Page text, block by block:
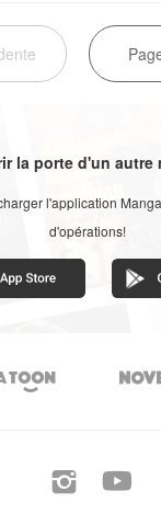
la porte d'un autre
l'application
d'opérations!
 